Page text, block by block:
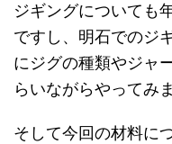
ジギングについても
ですし、明石でのジ
にジグの種類やジャ
らいながらやってみ
そして今回の材料に